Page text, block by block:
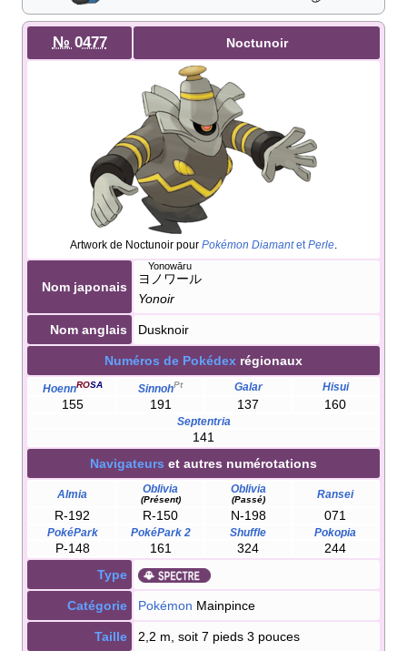
№ 0477 Noctunoir
Artwork de Noctunoir pour Pokémon Diamantet Perle
Nom japonais
ヨノワール
Yonowāru
Yonoir
Nom anglais Dusknoir
Numéros de Pokédex régionaux
HoennROSA SinnohPt Galar Hisui
155 191 137 160
Septentria
141
Navigateurs et autres numérotations
Almia Oblivia
(Présent)
Oblivia
(Passé) Ransei
R-192 R-150 N-198 071
PokéPark PokéPark 2 Shuffle Pokopia
P-148 161 324
244
Type
Catégorie Pokémon Mainpince
Taille 2,2 m, soit 7 pieds 3 pouces